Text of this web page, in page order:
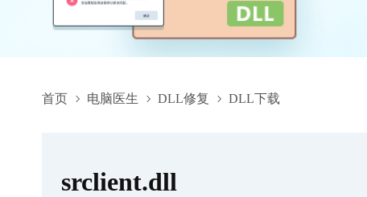
首页 电脑医生 DLL修复 DLL下载
srclient.dll,srclient.dll下载,srclient.dll修复
srclient.dll